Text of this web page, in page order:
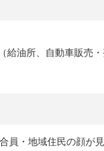
給油所、自動車販売
員・地域住民の顔が